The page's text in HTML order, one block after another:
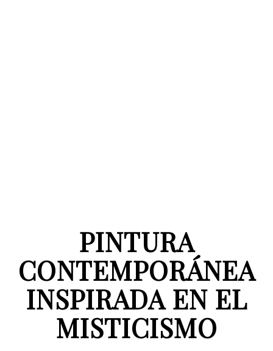
PINTURA
CONTEMPORÁNEA
INSPIRADA EN EL
MISTICISMO